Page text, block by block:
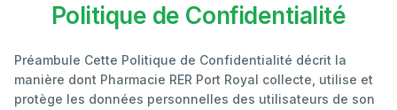
Politique de Confidentialité
Préambule Cette Politique de Confidentialité décrit la
manière dont Pharmacie RER Port Royal collecte, utilise et
protège les données personnelles des utilisateurs de son